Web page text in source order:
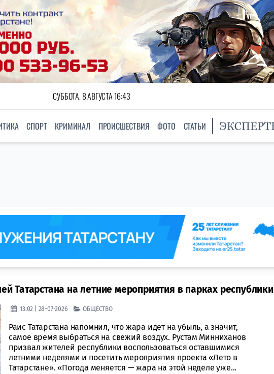
СУББОТА, 8 АВГУСТА 16:43
СПОРТ КРИМИНАЛ ПРОИСШЕСТВИЯ ФОТО СТАТЬИ
Татарстана на летние мероприятия в парках республики
13:02 | 28-07-2026 ОБЩЕСТВО
Раис Татарстана напомнил, что жара идет на убыль, а значит,
самое время выбраться на свежий воздух. Рустам Минниханов
призвал жителей республики воспользоваться оставшимися
летними неделями и посетить мероприятия проекта «Лето в
Татарстане». «Погода меняется — жара на этой неделе уже...